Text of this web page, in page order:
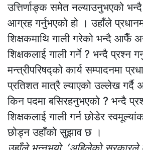
उत्तिर्णाङ्क समेत नल्याउनुभएको भन्दै
आग्रह गर्नुभएको हो । उहाँले
शिक्षकमाथि गाली गरेको भन्दै आफैँ
शिक्षकलाई गाली गर्ने ? भन्दै प्रश्न
मन्त्रीपरिषद्को कार्य सम्पादनमा
प्रतिशत मात्रै ल्याएको उल्लेख गर्दै
किन पदमा बसिरहनुभएको ? भन्दै
शिक्षकलाई गाली गर्न छोडेर
छोड्न उहाँको सुझाव छ ।